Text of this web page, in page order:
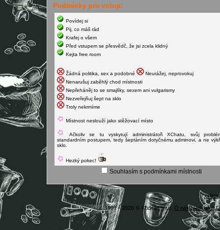
Podmínky pro vstup:
Povídej si
Pij, co máš rád
Krafej o všem
Před vstupem se přesvědč, že jsi zcela klidný
Kejta free room
Žádná politika, sex a podobné
Neurážej, neprovokuj
Nenarušuj zaběhlý chod místnosti
Nepřeháněj to se smajlíky, sexem ani vulgarismy
Nezveřejňuj šept na sklo
Troly nekrmíme
Místnost neslouží jako stěžovací místo
Ačkoliv se tu vyskytují administrátoři XChatu, svůj
standardním postupem, tedy šeptáním dotyčnému adminovi, a ne
sklo.
Hezký pokec!
Souhlasím s podmínkami místnosti
1999 – 2026 © 42ideas s.r.o. O nás|Reklama|